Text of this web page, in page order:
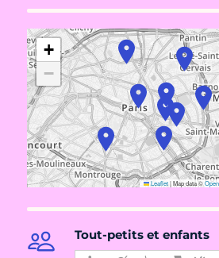
+
−
Leaflet|Map data ©
Tout-petits et enfants